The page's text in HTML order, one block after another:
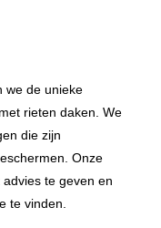
we de unieke
rieten daken. We
die zijn
Onze
te geven en
te vinden.